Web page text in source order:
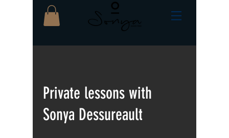
Private lessons with
Sonya Dessureault